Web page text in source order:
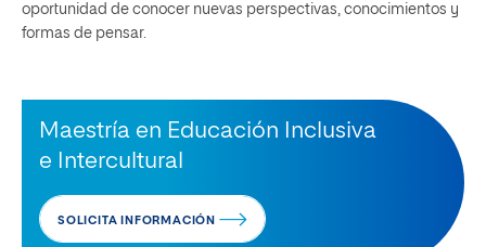
oportunidad de conocer nuevas perspectivas, conocimientos y
formas de pensar.
Maestría en Educación Inclusiva
e Intercultural
SOLICITA INFORMACIÓN